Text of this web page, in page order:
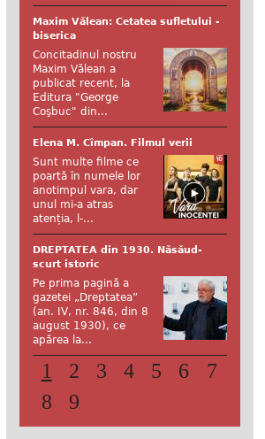
Maxim Vălean: Cetatea sufletului -
biserica
Concitadinul nostru
Maxim Vălean a
publicat recent, la
Editura "George
Coşbuc" din...
Elena M. Cîmpan. Filmul verii
Sunt multe filme ce
poartă în numele lor
anotimpul vara, dar
unul mi-a atras
atenția, l-...
DREPTATEA din 1930. Năsăud-
scurt istoric
Pe prima pagină a
gazetei „Dreptatea”
(an. IV, nr. 846, din 8
august 1930), ce
apărea la...
1 2 3 4 5 6
7
8
9